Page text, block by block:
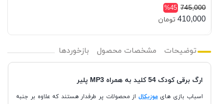
745,000
%45
410,000 تومان
توضیحات مشخصات محصول بازخوردها
ارگ برقی کودک 54 کلید به همراه MP3 پلیر
اسباب بازی هایموزیکال از محصولات پر طرفدار هستند که علاوه بر جنبه